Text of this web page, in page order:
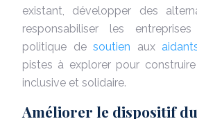
existant, développer des
responsabiliser les
politique desoutien aux
pistes à explorer pour
inclusive et solidaire.
Améliorer le dispositif